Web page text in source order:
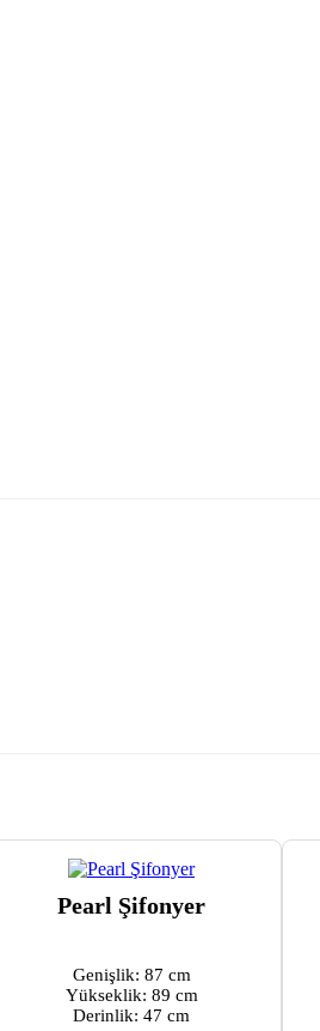
Pearl Şifonyer
Genişlik: 87 cm
Yükseklik: 89 cm
Derinlik: 47 cm